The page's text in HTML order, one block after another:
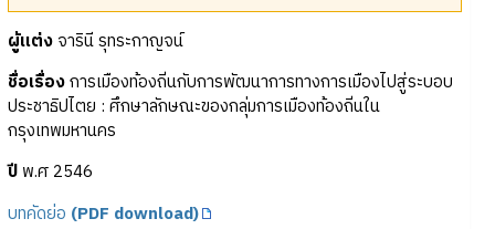
ผู้แต่งจารินี รุทระกาญจน์
ชื่อเรื่องการเมืองท้องถิ่นกับการพัฒนาการทางการเมืองไปสู่ระบอบ
ประชาธิปไตย : ศึกษาลักษณะของกลุ่มการเมืองท้องถิ่นใน
กรุงเทพมหานคร
ปีพ.ศ 2546
บทคัดย่อ (PDF download)